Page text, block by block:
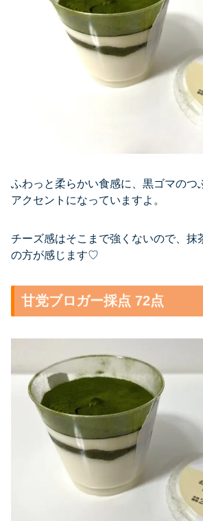
ふわっと柔らかい食感に、黒ゴマのつ
アクセントになっていますよ。
チーズ感はそこまで強くないので、抹
の方が感じます♡
甘党ブロガー採点 72点